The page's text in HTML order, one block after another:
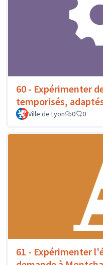
60 - Expérimenter
temporisés,
Ville de Lyon 0 0
61 - Expérimenter